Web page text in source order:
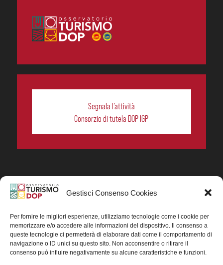
Gestisci Consenso Cookies
Per fornire le migliori esperienze, utilizziamo tecnologie come i cookie per
memorizzare e/o accedere alle informazioni del dispositivo. Il consenso a
queste tecnologie ci permetterà di elaborare dati come il comportamento di
navigazione o ID unici su questo sito. Non acconsentire o ritirare il
consenso può influire negativamente su alcune caratteristiche e funzioni.
Segnala l’attività
Consorzio di tutela DOP IGP
In collaborazione ORIGIN ITALIA.
del turismo enogastronomico dei prodotti DOP IGP
italiani.
Concessione contributo MASAF DM n. 0311719 del
15/06/2023
Concessione contributo MASAF, DM n. 0016662 del
15/01/2025 (CUP J88H24002560007)